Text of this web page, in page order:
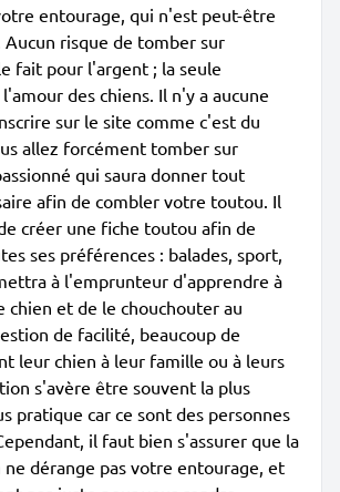
entourage, qui n'est peut-être
Aucun risque de tomber sur
fait pour l'argent ; la seule
des chiens. Il n'y a aucune
sur le site comme c'est du
allez forcément tomber sur
qui saura donner tout
afin de combler votre toutou. Il
créer une fiche toutou afin de
ses préférences : balades, sport,
à l'emprunteur d'apprendre à
chien et de le chouchouter au
de facilité, beaucoup de
leur chien à leur famille ou à leurs
s'avère être souvent la plus
pratique car ce sont des personnes
il faut bien s'assurer que la
ne dérange pas votre entourage, et